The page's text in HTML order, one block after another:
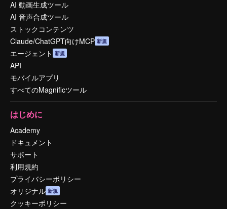
AI 動画生成ツール
AI 音声合成ツール
ストックコンテンツ
Claude/ChatGPT向けMCP 新規
エージェント 新規
API
モバイルアプリ
すべてのMagnificツール
はじめに
Academy
ドキュメント
サポート
利用規約
プライバシーポリシー
オリジナル 新規
クッキーポリシー